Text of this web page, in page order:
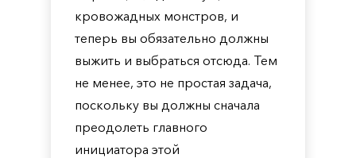
кровожадных монстров, и
теперь вы обязательно должны
выжить и выбраться отсюда. Тем
не менее, это не простая задача,
поскольку вы должны сначала
преодолеть главного
инициатора этой